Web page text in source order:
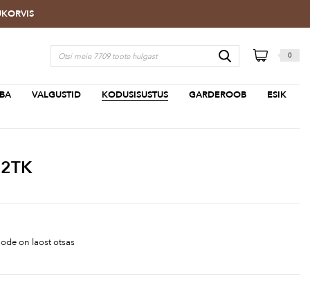
0
VALGUSTID KODUSISUSTUS GARDEROOB
ESIK
on laost otsas